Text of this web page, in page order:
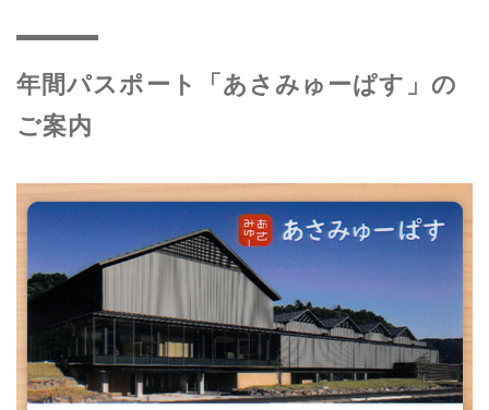
年間パスポート「あさみゅーぱす」の
ご案内